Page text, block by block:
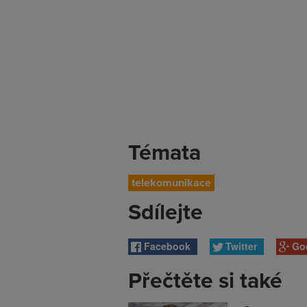
Témata
telekomunikace
Sdílejte
Facebook Twitter
Přečtěte si také